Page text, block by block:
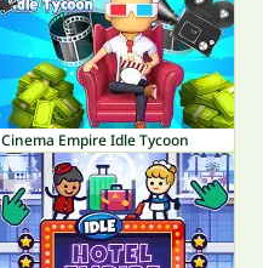
Cinema Empire Idle Tycoon